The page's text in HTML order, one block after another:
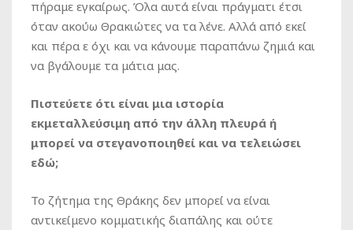
πήραμε εγκαίρως. Όλα αυτά είναι πράγματι έτσι
όταν ακούω Θρακιώτες να τα λένε. Αλλά από εκεί
και πέρα ε όχι και να κάνουμε παραπάνω ζημιά και
να βγάλουμε τα μάτια μας.
Πιστεύετε ότι είναι μια ιστορία
εκμεταλλεύσιμη από την άλλη πλευρά ή
μπορεί να στεγανοποιηθεί και να τελειώσει
εδώ;
Το ζήτημα της Θράκης δεν μπορεί να είναι
αντικείμενο κομματικής διαπάλης και ούτε